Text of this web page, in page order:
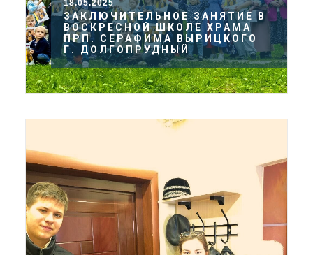
18.05.2025
ЗАКЛЮЧИТЕЛЬНОЕ ЗАНЯТИЕ В
ВОСКРЕСНОЙ ШКОЛЕ ХРАМА
ПРП. СЕРАФИМА ВЫРИЦКОГО
Г. ДОЛГОПРУДНЫЙ